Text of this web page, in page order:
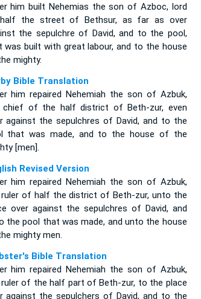
him built Nehemias the son of Azboc, lord
the street of Bethsur, as far as over
the sepulchre of David, and to the pool,
was built with great labour, and to the house
mighty.
Bible Translation
him repaired Nehemiah the son of Azbuk,
chief of the half district of Beth-zur, even
against the sepulchres of David, and to the
that was made, and to the house of the
[men].
Revised Version
him repaired Nehemiah the son of Azbuk,
ruler of half the district of Beth-zur, unto the
over against the sepulchres of David, and
the pool that was made, and unto the house
mighty men.
Bible Translation
him repaired Nehemiah the son of Azbuk,
of the half part of Beth-zur, to the place
against the sepulchers of David, and to the